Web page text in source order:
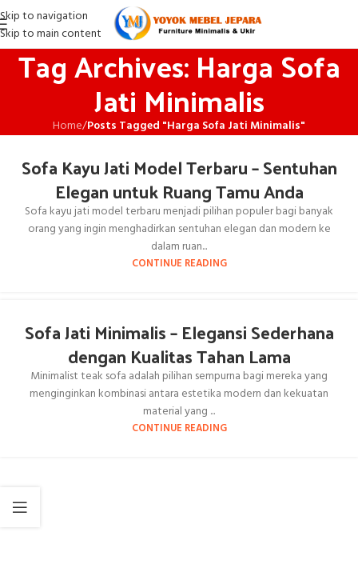
Skip to navigation
Skip to main content
Tag Archives: Harga Sofa
Jati Minimalis
Home/Posts Tagged "Harga Sofa Jati Minimalis"
Sofa Kayu Jati Model Terbaru – Sentuhan
Elegan untuk Ruang Tamu Anda
Sofa kayu jati model terbaru menjadi pilihan populer bagi banyak
orang yang ingin menghadirkan sentuhan elegan dan modern ke
dalam ruan...
CONTINUE READING
Sofa Jati Minimalis – Elegansi Sederhana
dengan Kualitas Tahan Lama
Minimalist teak sofa adalah pilihan sempurna bagi mereka yang
menginginkan kombinasi antara estetika modern dan kekuatan
material yang ...
CONTINUE READING